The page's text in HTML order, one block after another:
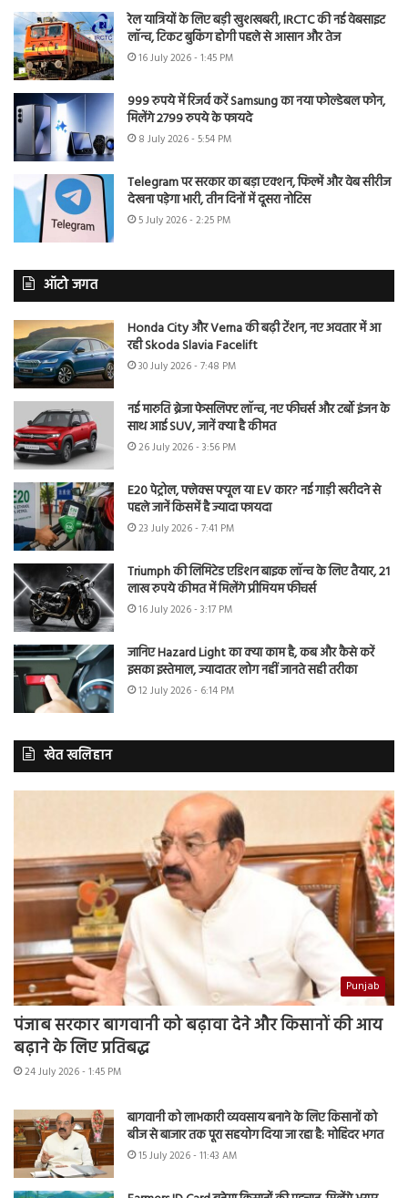
रेल यात्रियों के लिए बड़ी खुशखबरी, IRCTC की नई वेबसाइट
लॉन्च, टिकट बुकिंग होगी पहले से आसान और तेज
16 July 2026 - 1:45 PM
999 रुपये में रिजर्व करें Samsung का नया फोल्डेबल फोन,
मिलेंगे 2799 रुपये के फायदे
8 July 2026 - 5:54 PM
Telegram पर सरकार का बड़ा एक्शन, फिल्में और वेब सीरीज
देखना पड़ेगा भारी, तीन दिनों में दूसरा नोटिस
5 July 2026 - 2:25 PM
ऑटो जगत
Honda City और Verna की बढ़ी टेंशन, नए अवतार में आ
रही Skoda Slavia Facelift
30 July 2026 - 7:48 PM
नई मारुति ब्रेजा फेसलिफ्ट लॉन्च, नए फीचर्स और टर्बो इंजन के
साथ आई SUV, जानें क्या है कीमत
26 July 2026 - 3:56 PM
E20 पेट्रोल, फ्लेक्स फ्यूल या EV कार? नई गाड़ी खरीदने से
पहले जानें किसमें है ज्यादा फायदा
23 July 2026 - 7:41 PM
Triumph की लिमिटेड एडिशन बाइक लॉन्च के लिए तैयार, 21
लाख रुपये कीमत में मिलेंगे प्रीमियम फीचर्स
16 July 2026 - 3:17 PM
जानिए Hazard Light का क्या काम है, कब और कैसे करें
इसका इस्तेमाल, ज्यादातर लोग नहीं जानते सही तरीका
12 July 2026 - 6:14 PM
खेत खलिहान
Punjab
पंजाब सरकार बागवानी को बढ़ावा देने और किसानों की आय
बढ़ाने के लिए प्रतिबद्ध
24 July 2026 - 1:45 PM
बागवानी को लाभकारी व्यवसाय बनाने के लिए किसानों को
बीज से बाजार तक पूरा सहयोग दिया जा रहा है: मोहिंदर भगत
15 July 2026 - 11:43 AM